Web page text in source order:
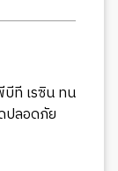
ที เรซิน ทน
ปลอดภัย